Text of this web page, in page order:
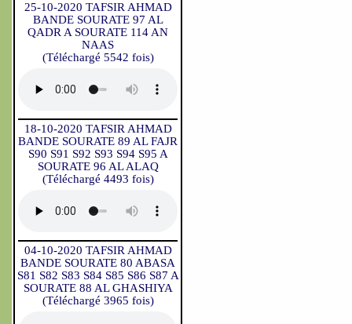
25-10-2020 TAFSIR AHMAD
BANDE SOURATE 97 AL
QADR A SOURATE 114 AN
NAAS
(Téléchargé 5542 fois)
18-10-2020 TAFSIR AHMAD
BANDE SOURATE 89 AL FAJR
S90 S91 S92 S93 S94 S95 A
SOURATE 96 AL ALAQ
(Téléchargé 4493 fois)
04-10-2020 TAFSIR AHMAD
BANDE SOURATE 80 ABASA
S81 S82 S83 S84 S85 S86 S87 A
SOURATE 88 AL GHASHIYA
(Téléchargé 3965 fois)